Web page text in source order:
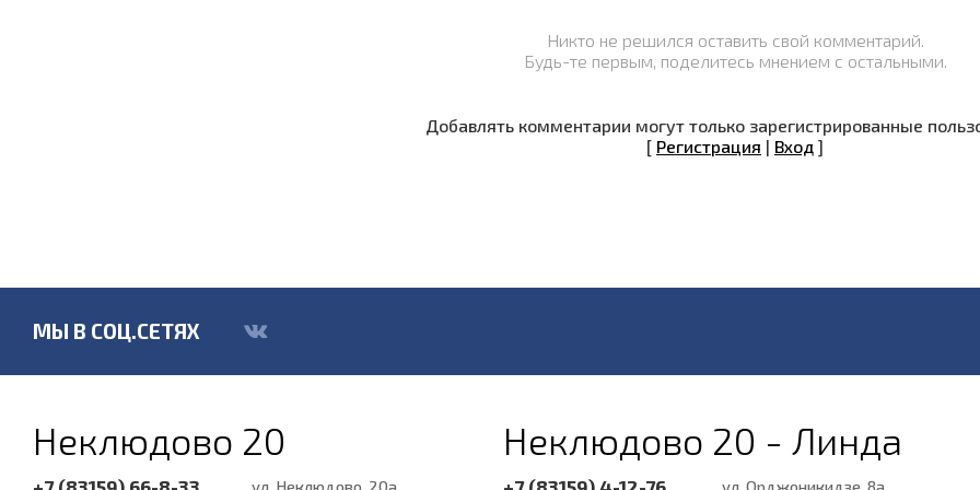
Никто не решился оставить свой комментарий.
Будь-те первым, поделитесь мнением с остальными.
Добавлять комментарии могут только зарегистрированные
[ Регистрация | Вход ]
МЫ В СОЦ.СЕТЯХ
Неклюдово 20
ул. Неклюдово, 20а
Неклюдово 20 - Линда
ул. Орджоникидзе, 8а